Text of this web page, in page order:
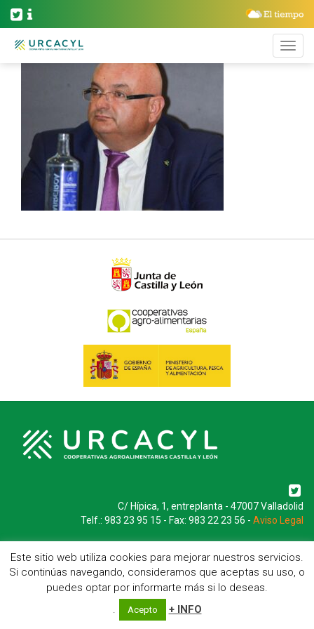
C/ Hípica, 1, entreplanta - 47007 Valladolid
Telf.: 983 23 95 15 - Fax: 983 22 23 56 - Aviso Legal
Este sitio web utiliza cookies para mejorar nuestros servicios.
Si continúas navegando, consideramos que aceptas su uso, o
puedes optar por informarte más si lo deseas.
.
Acepto + INFO